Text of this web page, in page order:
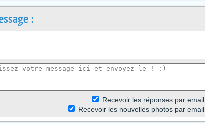
:
Recevoir les réponses par email
Recevoir les nouvelles photos par email